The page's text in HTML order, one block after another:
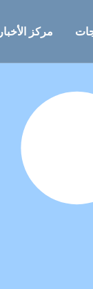
مركز الأخبار